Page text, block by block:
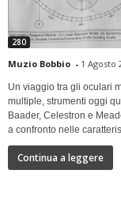
280
Muzio Bobbio - 1 Agosto
Un viaggio tra gli oculari
multiple, strumenti oggi
Baader, Celestron e
a confronto nelle
Continua a leggere